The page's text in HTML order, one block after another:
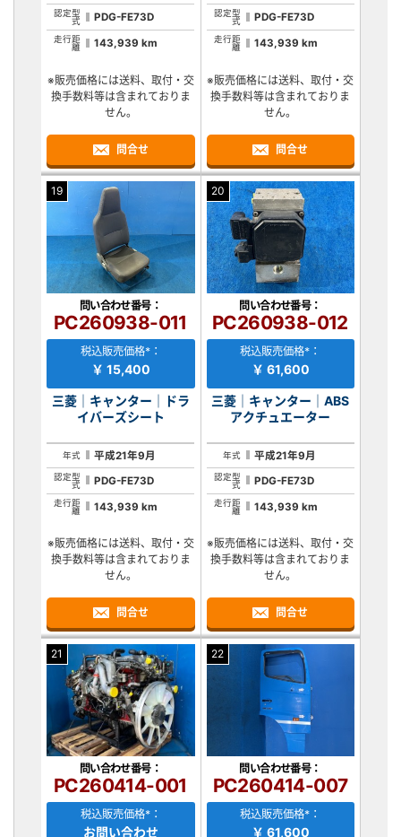
認定型
式
PDG-FE73D
走行距
離
143,939 km
※販売価格には送料、取付・交
換手数料等は含まれておりま
せん。
問合せ
認定型
式
PDG-FE73D
走行距
離
143,939 km
※販売価格には送料、取付・交
換手数料等は含まれておりま
せん。
問合せ
19
問い合わせ番号：
PC260938-011
税込販売価格*：
￥ 15,400
三菱｜キャンター｜ドラ
イバーズシート
年式 平成21年9月
認定型
式
PDG-FE73D
走行距
離
143,939 km
※販売価格には送料、取付・交
換手数料等は含まれておりま
せん。
問合せ
20
問い合わせ番号：
PC260938-012
税込販売価格*：
￥ 61,600
三菱｜キャンター｜ABS
アクチュエーター
年式 平成21年9月
認定型
式
PDG-FE73D
走行距
離
143,939 km
※販売価格には送料、取付・交
換手数料等は含まれておりま
せん。
問合せ
21
問い合わせ番号：
PC260414-001
税込販売価格*：
お問い合わせ
22
問い合わせ番号：
PC260414-007
税込販売価格*：
￥ 61,600